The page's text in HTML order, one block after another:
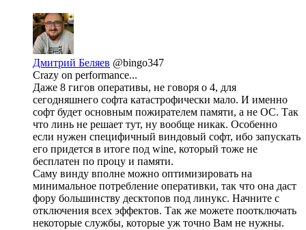
Дмитрий Беляев @bingo347
Crazy on performance...
Даже 8 гигов оперативы, не говоря о 4, для
сегодняшнего софта катастрофически мало. И именно
софт будет основным пожирателем памяти, а не ОС. Так
что линь не решает тут, ну вообще никак. Особенно
если нужен специфичный виндовый софт, ибо запускать
его придется в итоге под wine, который тоже не
бесплатен по процу и памяти.
Саму винду вполне можно оптимизировать на
минимальное потребление оперативки, так что она даст
фору большинству десктопов под линукс. Начните с
отключения всех эффектов. Так же можете поотключать
некоторые службы, которые уж точно Вам не нужны.